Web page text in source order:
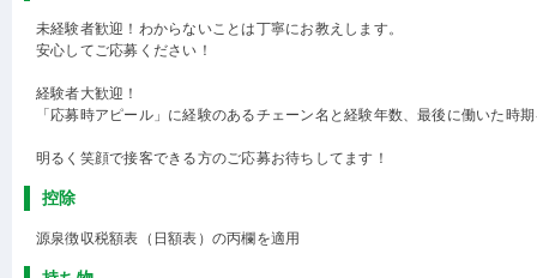
未経験者歓迎！わからないことは丁寧にお教えします。
安心してご応募ください！
経験者大歓迎！
「応募時アピール」に経験のあるチェーン名と経験年数、最後に働いた時
明るく笑顔で接客できる方のご応募お待ちしてます！
控除
源泉徴収税額表（日額表）の丙欄を適用